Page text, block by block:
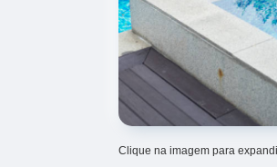
Clique na imagem para